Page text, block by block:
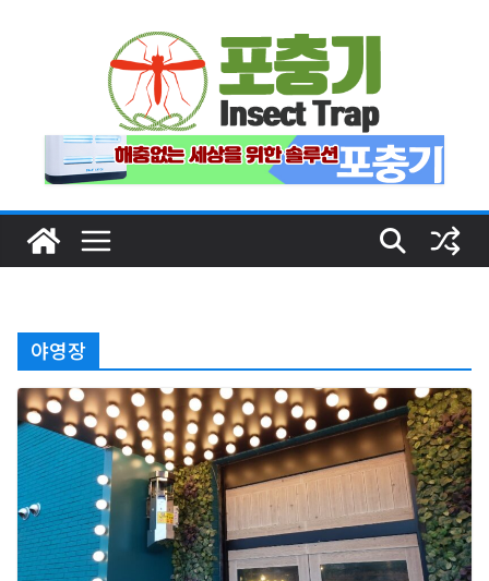
야영장